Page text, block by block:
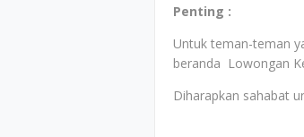
Penting :
Untuk teman-teman
beranda Lowongan
Diharapkan sahabat